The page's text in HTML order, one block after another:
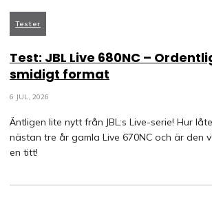
Tester
Test: JBL Live 680NC –
smidigt format
6 JUL, 2026
Äntligen lite nytt från JBL:s Live-serie! Hur
nästan tre år gamla Live 670NC och är den
en titt!